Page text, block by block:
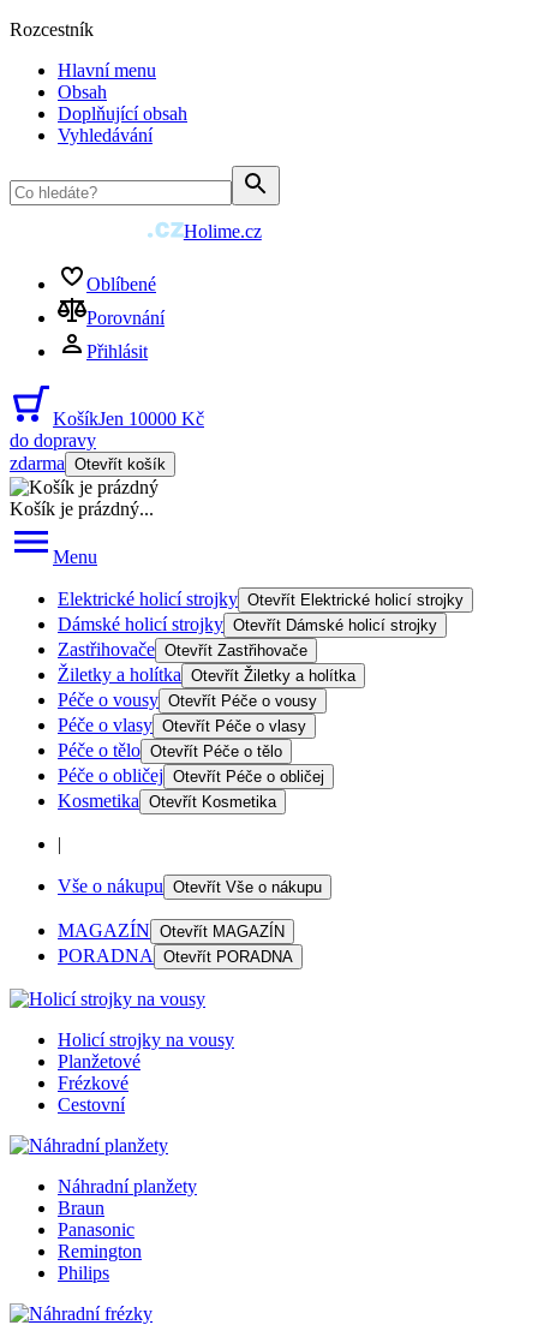
Rozcestník
Hlavní menu
Obsah
Doplňující obsah
Vyhledávání
Holime.cz
Oblíbené
Porovnání
Přihlásit
KošíkJen 10000 Kč
do dopravy
zdarma Otevřít košík
Košík je prázdný...
Menu
Elektrické holicí strojky Otevřít Elektrické holicí strojky
Dámské holicí strojky Otevřít Dámské holicí strojky
Zastřihovače Otevřít Zastřihovače
Žiletky a holítka Otevřít Žiletky a holítka
Péče o vousy Otevřít Péče o vousy
Péče o vlasy Otevřít Péče o vlasy
Péče o tělo Otevřít Péče o tělo
Péče o obličej Otevřít Péče o obličej
Kosmetika Otevřít Kosmetika
|
Vše o nákupu Otevřít Vše o nákupu
MAGAZÍN Otevřít MAGAZÍN
PORADNA Otevřít PORADNA
Holicí strojky na vousy
Planžetové
Frézkové
Cestovní
Náhradní planžety
Braun
Panasonic
Remington
Philips